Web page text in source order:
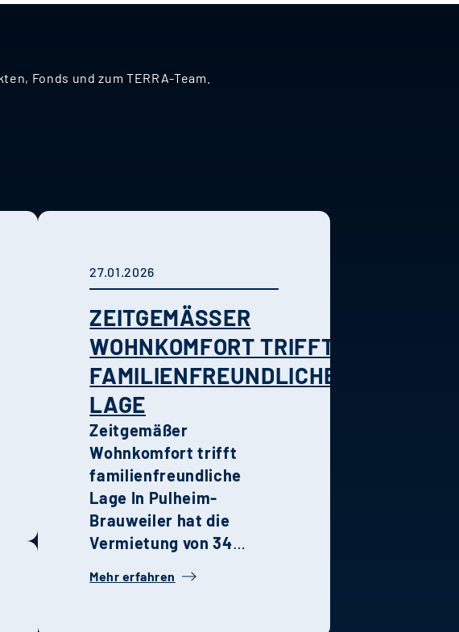
Fonds und zum TERRA-Team.
27.01.2026
ZEITGEMÄSSER W
OHNKOMFORT TRIFFT F
AMILIENFREUNDLICHE L
AGE
Zeitgemäßer
Wohnkomfort trifft
familienfreundliche
Lage In Pulheim-
Brauweiler hat die
Vermietung von 34
Doppelhaushälften Ende
Mehr erfahren